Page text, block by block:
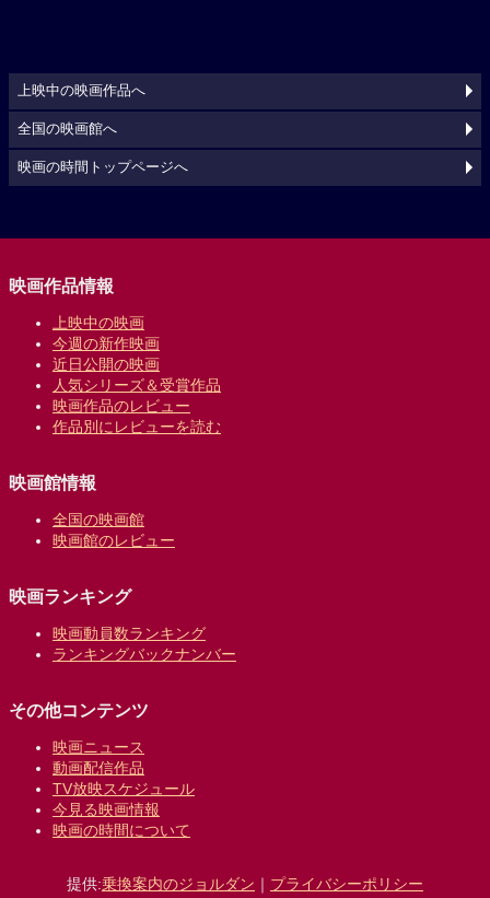
上映中の映画作品へ
全国の映画館へ
映画の時間トップページへ
映画作品情報
上映中の映画
今週の新作映画
近日公開の映画
人気シリーズ＆受賞作品
映画作品のレビュー
作品別にレビューを読む
映画館情報
全国の映画館
映画館のレビュー
映画ランキング
映画動員数ランキング
ランキングバックナンバー
その他コンテンツ
映画ニュース
動画配信作品
TV放映スケジュール
今見る映画情報
映画の時間について
提供:乗換案内のジョルダン ｜ プライバシーポリシー